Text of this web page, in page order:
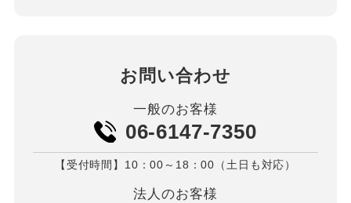
お問い合わせ
一般のお客様
06-6147-7350
【受付時間】10：00～18：00（土日も対応）
法人のお客様